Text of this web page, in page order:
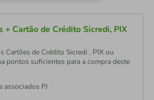
+ Cartão de Crédito Sicredi, PIX
Cartões de Crédito Sicredi , PIX ou
pontos suficientes para a compra deste
PJ